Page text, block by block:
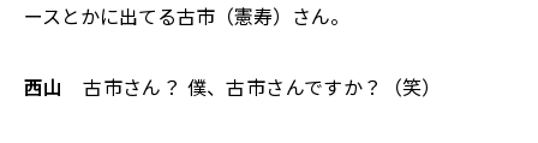
ースとかに出てる古市（憲寿）さん。
西山 古市さん？ 僕、古市さんですか？（笑）